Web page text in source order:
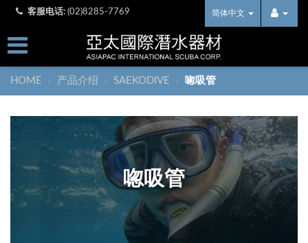
客服电话: (02)8285-7769 简体中文
HOME › 产品介绍 › SAEKODIVE › 唿吸管
唿吸管